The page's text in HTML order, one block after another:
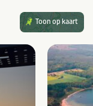
Toon op kaart